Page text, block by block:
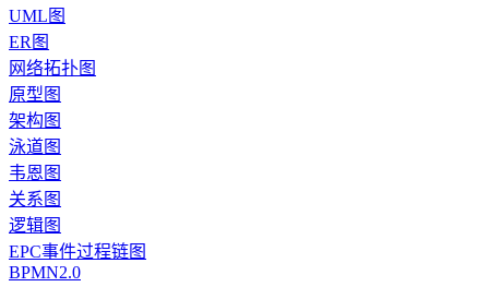
UML图
ER图
网络拓扑图
原型图
架构图
泳道图
韦恩图
关系图
逻辑图
EPC事件过程链图
BPMN2.0